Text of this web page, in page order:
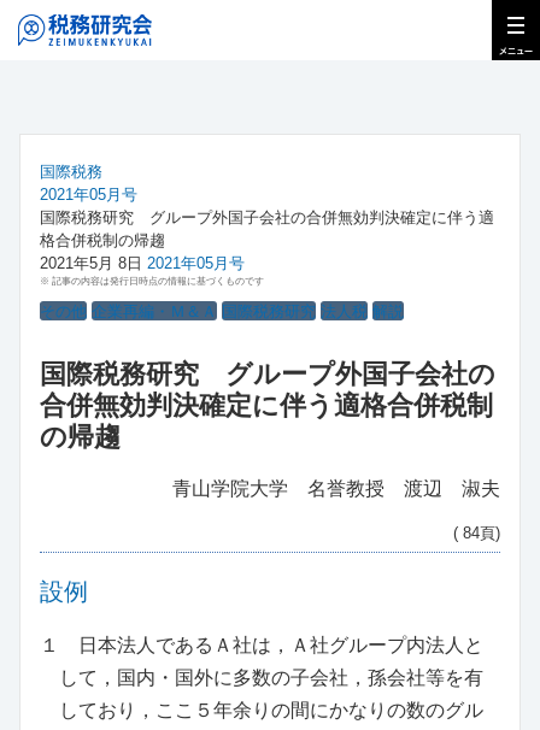
国際税務
2021年05月号
国際税務研究 グループ外国子会社の合併無効判決確定に伴う適
格合併税制の帰趨
2021年5月 8日 2021年05月号
※ 記事の内容は発行日時点の情報に基づくものです
その他 企業再編・Ｍ＆Ａ 国際税務研究 法人税 解説
国際税務研究 グループ外国子会社の
合併無効判決確定に伴う適格合併税制
の帰趨
青山学院大学 名誉教授 渡辺 淑夫
( 84頁)
設例
１ 日本法人であるＡ社は，Ａ社グループ内法人と
して，国内・国外に多数の子会社，孫会社等を有
しており，ここ５年余りの間にかなりの数のグル